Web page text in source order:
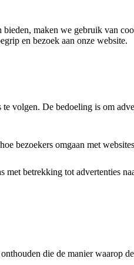
maken we gebruik van
en bezoek aan onze website.
volgen. De bedoeling is om
bezoekers omgaan met
met betrekking tot advertenties
die de manier